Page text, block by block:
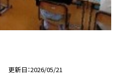
更新日 2026/05/21